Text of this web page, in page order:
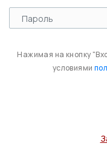
Нажимая на кнопку
условиями